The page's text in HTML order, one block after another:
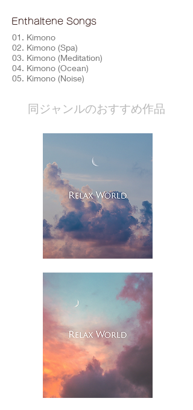
Enthaltene Songs
01. Kimono
02. Kimono (Spa)
03. Kimono (Meditation)
04. Kimono (Ocean)
05. Kimono (Noise)
​同ジャンルのおすすめ作品